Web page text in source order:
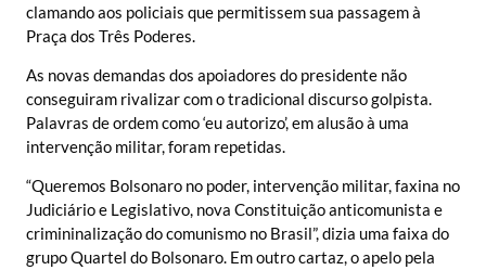
clamando aos policiais que permitissem sua passagem à
Praça dos Três Poderes.
As novas demandas dos apoiadores do presidente não
conseguiram rivalizar com o tradicional discurso golpista.
Palavras de ordem como ‘eu autorizo’, em alusão à uma
intervenção militar, foram repetidas.
“Queremos Bolsonaro no poder, intervenção militar, faxina no
Judiciário e Legislativo, nova Constituição anticomunista e
crimininalização do comunismo no Brasil”, dizia uma faixa do
grupo Quartel do Bolsonaro. Em outro cartaz, o apelo pela